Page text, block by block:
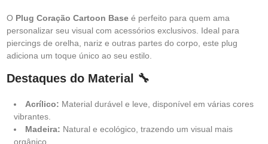
O Plug Coração Cartoon Base é perfeito para quem ama
personalizar seu visual com acessórios exclusivos. Ideal para
piercings de orelha, nariz e outras partes do corpo, este plug
adiciona um toque único ao seu estilo.
Destaques do Material 🔧
Acrílico: Material durável e leve, disponível em várias cores
vibrantes.
Madeira: Natural e ecológico, trazendo um visual mais
orgânico.